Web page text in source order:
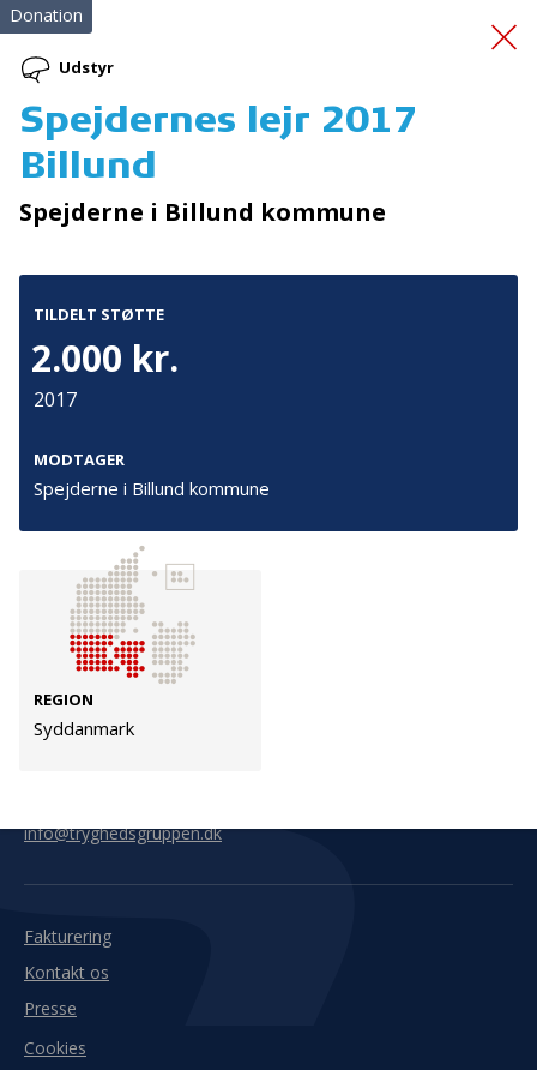
Hjertestarterkursus
Donation
Udstyr
Spejdernes lejr 2017
Billund
Spejderne i Billund kommune
TILDELT STØTTE
2.000 kr.
2017
MODTAGER
Spejderne i Billund kommune
REGION
Syddanmark
Tilmeld nyhedsbrev
De seneste nyheder om TrygFondens og TryghedsGruppens
Tilmeld
Kontakt
TrygFonden
45 26 08 00
info@trygfonden.dk
info@tryghedsgruppen.dk
Fakturering
Kontakt os
Presse
Cookies